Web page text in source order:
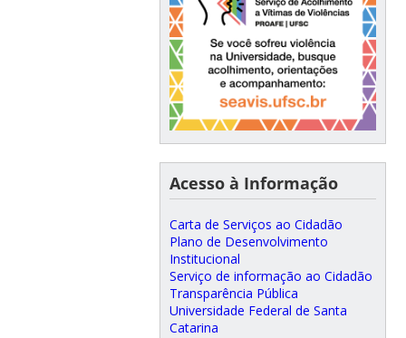
Acesso à Informação
Carta de Serviços ao Cidadão
Plano de Desenvolvimento
Institucional
Serviço de informação ao Cidadão
Transparência Pública
Universidade Federal de Santa
Catarina